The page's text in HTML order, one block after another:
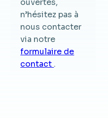
ouvertes,
n’hésitez pas à
nous contacter
via notre
formulaire de
contact .